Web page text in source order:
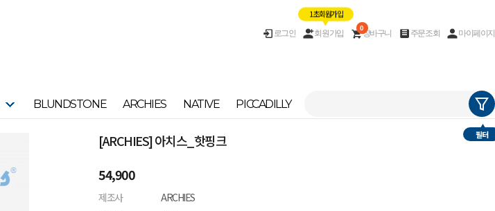
로그인 회원가입
1초 회원가입
장바구니
0
주문조회 마이페이지
BLUNDSTONE ARCHIES NATIVE PICCADILLY
필터
[ARCHIES] 아치스_핫핑크
54,900
제조사
ARCHIES